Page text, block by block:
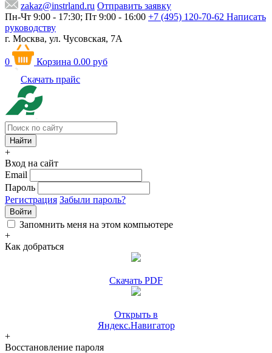
zakaz@instrland.ru Отправить заявку
Пн-Чт 9:00 - 17:30; Пт 9:00 - 16:00 +7 (495) 120-70-62 Написать
руководству
г. Москва, ул. Чусовская, 7А
0 Корзина 0.00 руб
Скачать прайс
+
Вход на сайт
Email
Пароль
Регистрация Забыли пароль?
Войти
Запомнить меня на этом компьютере
+
Как добраться
Скачать PDF
Открыть в
Яндекс.Навигатор
+
Восстановление пароля